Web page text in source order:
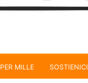
MILLE SOSTIENICI